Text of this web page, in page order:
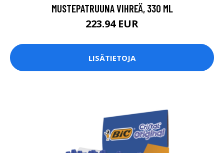
MUSTEPATRUUNA VIHREÄ, 330 ML
223.94 EUR
LISÄTIETOJA